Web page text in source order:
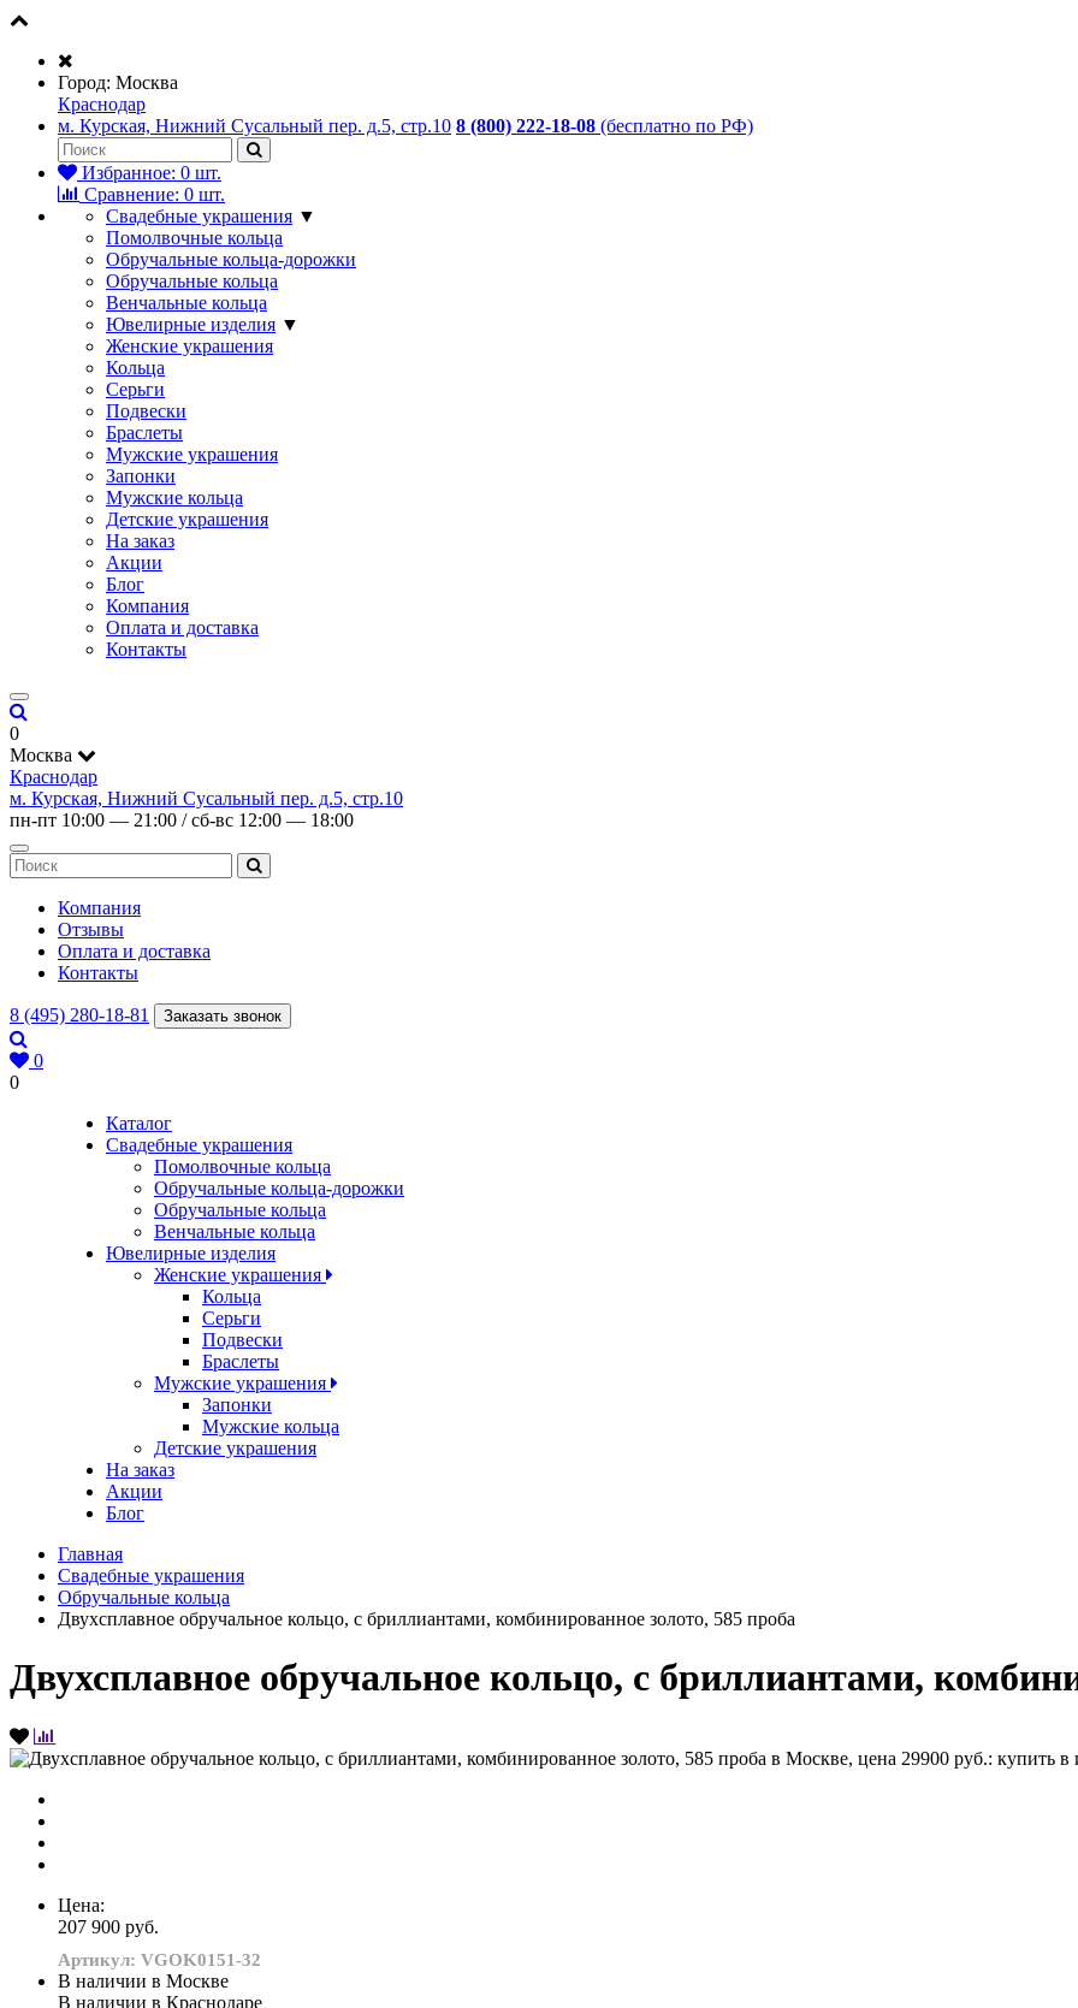
Город: Москва
Краснодар
м. Курская, Нижний Сусальный пер. д.5, стр.10 8 (800) 222-18-08 (бесплатно по РФ)
Избранное: 0 шт.
Сравнение: 0 шт.
Свадебные украшения ▼
Помолвочные кольца
Обручальные кольца-дорожки
Обручальные кольца
Венчальные кольца
Ювелирные изделия ▼
Женские украшения
Кольца
Серьги
Подвески
Браслеты
Мужские украшения
Запонки
Мужские кольца
Детские украшения
На заказ
Акции
Блог
Компания
Оплата и доставка
Контакты
0
Москва
Краснодар
м. Курская, Нижний Сусальный пер. д.5, стр.10
пн-пт 10:00 — 21:00 / сб-вс 12:00 — 18:00
Компания
Отзывы
Оплата и доставка
Контакты
8 (495) 280-18-81 Заказать звонок
0
0
Каталог
Свадебные украшения
Помолвочные кольца
Обручальные кольца-дорожки
Обручальные кольца
Венчальные кольца
Ювелирные изделия
Женские украшения
Кольца
Серьги
Подвески
Браслеты
Мужские украшения
Запонки
Мужские кольца
Детские украшения
На заказ
Акции
Блог
Главная
Свадебные украшения
Обручальные кольца
Двухсплавное обручальное кольцо, с бриллиантами, комбинированное золото, 585 проба
Двухсплавное обручальное кольцо, с бриллиантами,
Цена:
207 900 руб.
Артикул: VGOK0151-32
В наличии в Москве
В наличии в Краснодаре